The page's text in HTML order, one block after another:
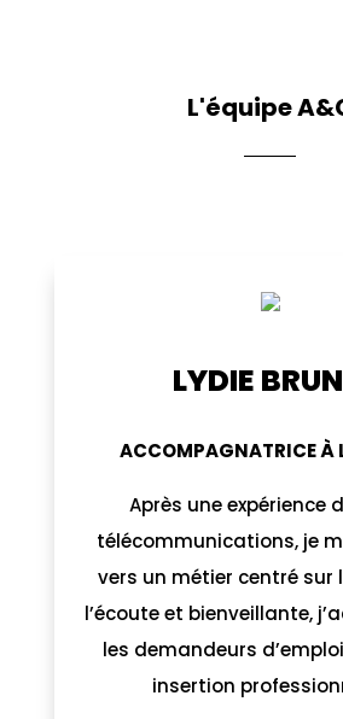
L'équipe
LYDIE
ACCOMPAGNATRICE À
Après une expérience
télécommunications, je
vers un métier centré sur
l’écoute et bienveillante,
les demandeurs
insertion
LYDIE
ACCOMPAGNATRICE À
Ne vous fiez pas à mon
douceur, je sais vous
responsabilités et vous
jusqu’aux frontières de
tel Samwise Gamgee(le
anneaux)